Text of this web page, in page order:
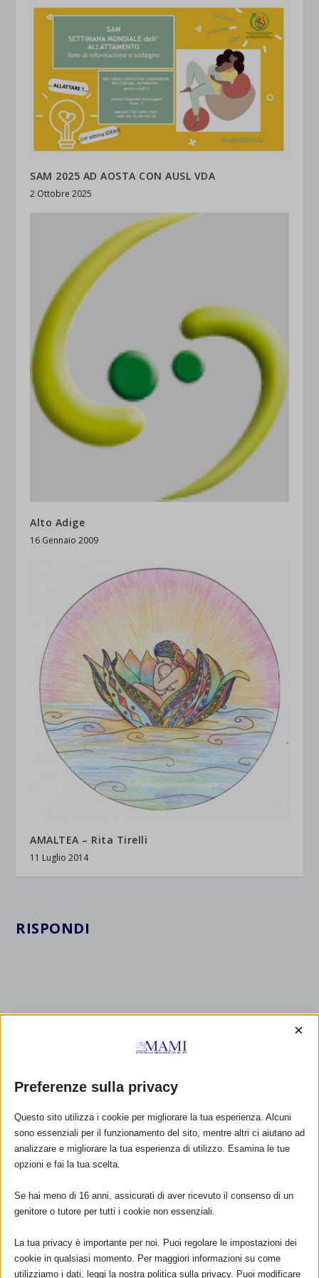
SAM 2025 AD AOSTA CON AUSL VDA
2 Ottobre 2025
Alto Adige
16 Gennaio 2009
AMALTEA – Rita Tirelli
11 Luglio 2014
RISPONDI
Preferenze sulla privacy
×
Questo sito utilizza i cookie per migliorare la tua esperienza. Alcuni
sono essenziali per il funzionamento del sito, mentre altri ci aiutano ad
analizzare e migliorare la tua esperienza di utilizzo. Esamina le tue
opzioni e fai la tua scelta.
Se hai meno di 16 anni, assicurati di aver ricevuto il consenso di un
genitore o tutore per tutti i cookie non essenziali.
La tua privacy è importante per noi. Puoi regolare le impostazioni dei
cookie in qualsiasi momento. Per maggiori informazioni su come
utilizziamo i dati, leggi la nostra politica sulla privacy. Puoi modificare